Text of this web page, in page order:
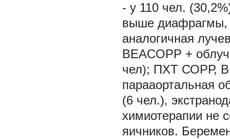
- у 110 чел.
выше диафрагмы,
аналогичная
BEACOPP +
чел); ПХТ СОРР,
парааортальная
(6 чел.),
химиотерапии не
яичников.